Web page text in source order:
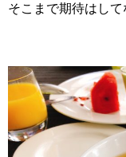
そこまで期待はして